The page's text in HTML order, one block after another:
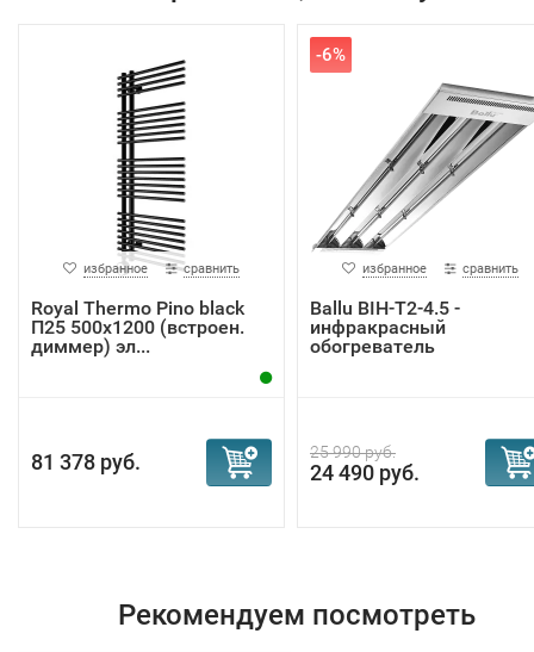
избранное сравнить
Royal Thermo Pino black
П25 500х1200 (встроен.
диммер) эл...
81 378 руб.
-6%
избранное сравнить
Ballu BIH-T2-4.5 -
инфракрасный
обогреватель
25 990 руб.
24 490 руб.
Рекомендуем посмотреть